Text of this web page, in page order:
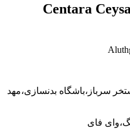
Centara
تاپ دارای 166اتاق،استخر سرباز،باشگاه بدنسازی،مهد
فای